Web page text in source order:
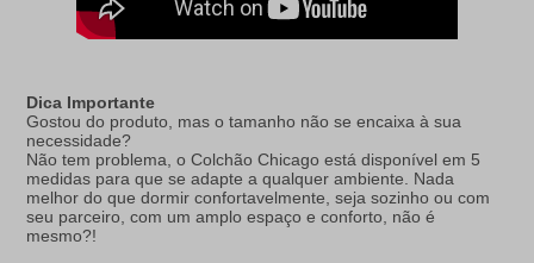
Dica Importante
Gostou do produto, mas o tamanho não se encaixa à sua
necessidade?
Não tem problema, o Colchão Chicago está disponível em 5
medidas para que se adapte a qualquer ambiente. Nada
melhor do que dormir confortavelmente, seja sozinho ou com
seu parceiro, com um amplo espaço e conforto, não é
mesmo?!